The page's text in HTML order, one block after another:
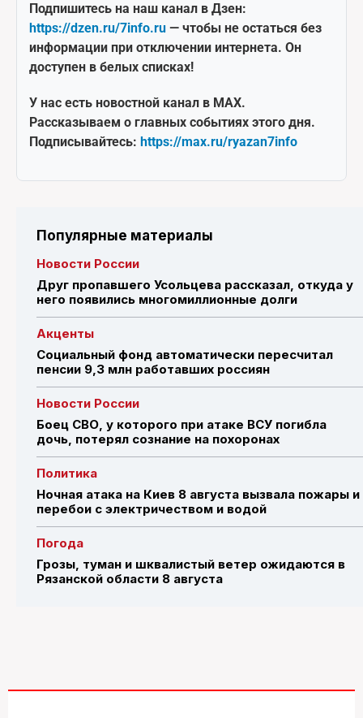
Подпишитесь на наш канал в Дзен:
https://dzen.ru/7info.ru — чтобы не остаться без
информации при отключении интернета. Он
доступен в белых списках!
У нас есть новостной канал в MAX.
Рассказываем о главных событиях этого дня.
Подписывайтесь: https://max.ru/ryazan7info
Популярные материалы
Новости России
Друг пропавшего Усольцева рассказал, откуда у
него появились многомиллионные долги
Акценты
Социальный фонд автоматически пересчитал
пенсии 9,3 млн работавших россиян
Новости России
Боец СВО, у которого при атаке ВСУ погибла
дочь, потерял сознание на похоронах
Политика
Ночная атака на Киев 8 августа вызвала пожары и
перебои с электричеством и водой
Погода
Грозы, туман и шквалистый ветер ожидаются в
Рязанской области 8 августа